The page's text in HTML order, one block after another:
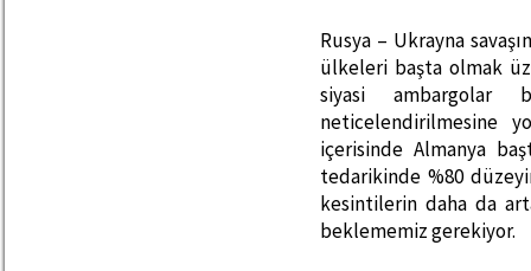
Rusya – Ukrayna
ülkeleri başta olmak
siyasi ambargolar
neticelendirilmesine
içerisinde Almanya
tedarikinde %80
kesintilerin daha da
beklememiz gerekiyor.